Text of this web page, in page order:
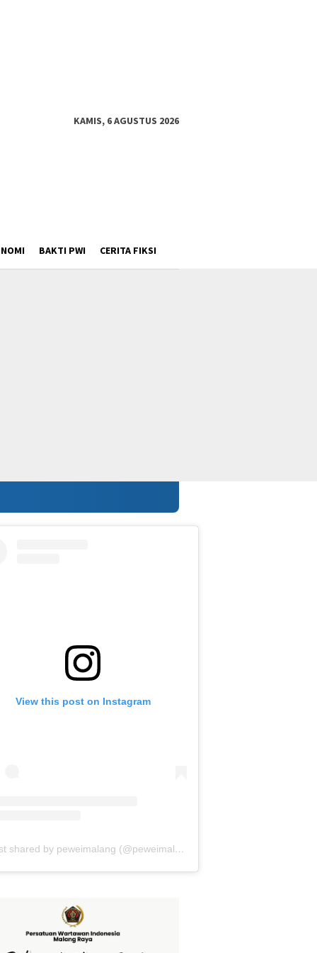
KAMIS, 6 AGUSTUS 2026
BAKTI PWI CERITA FIKSI
View this post on Instagram
A post shared by peweimalang (@peweimalang)